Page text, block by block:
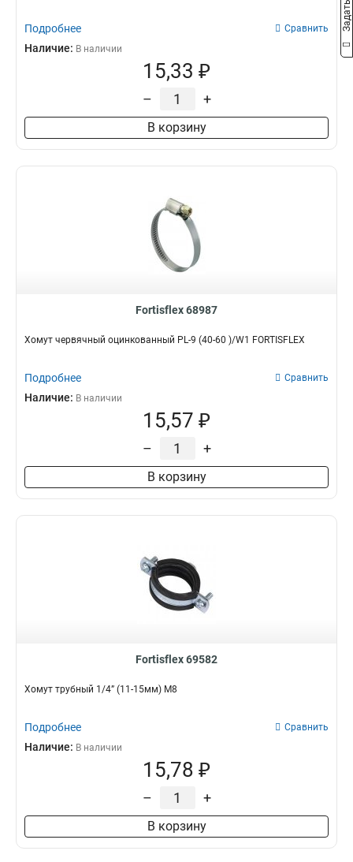
Подробнее Сравнить
Наличие: В наличии
15,33 ₽
– +
В корзину
Fortisflex 68987
Хомут червячный оцинкованный PL-9 (40-60 )/W1 FORTISFLEX
Подробнее Сравнить
Наличие: В наличии
15,57 ₽
– +
В корзину
Fortisflex 69582
Хомут трубный 1/4” (11-15мм) М8
Подробнее Сравнить
Наличие: В наличии
15,78 ₽
– +
В корзину